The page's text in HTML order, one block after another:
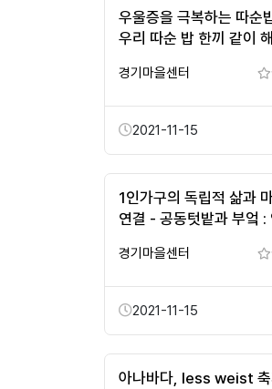
우울증을 극복하는 따순
우리 따순 밥 한끼 같이
경기마을센터
2021-11-15
1인가구의 독립적 삶과
연결 - 공동텃밭과 부엌 :
경기마을센터
2021-11-15
아나바다, less weist